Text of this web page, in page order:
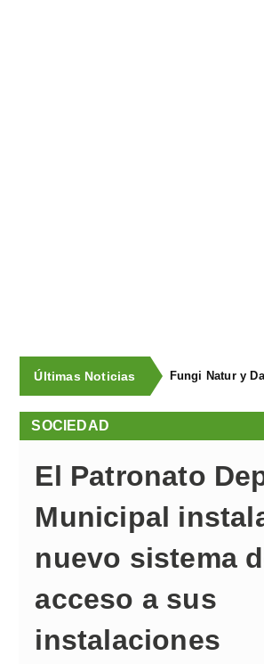
Últimas Noticias
SOCIEDAD
El Patronato
Municipal
nuevo sistema
acceso a sus
instalaciones